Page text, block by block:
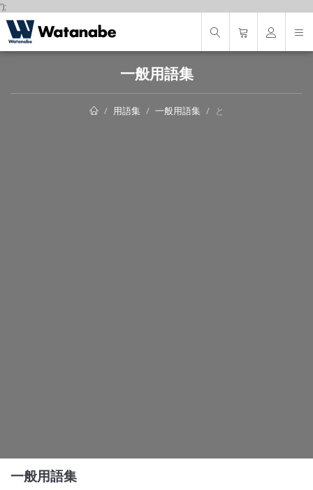
');
一般用語集
用語集 一般用語集 と
一般用語集